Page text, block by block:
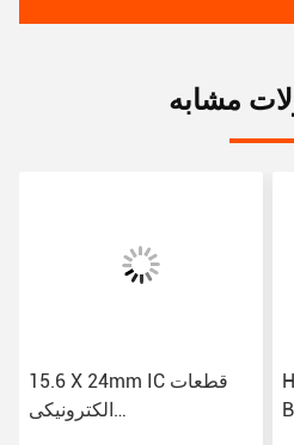
مشابه
15.6 X 24mm IC قطعات
الکترونیکی